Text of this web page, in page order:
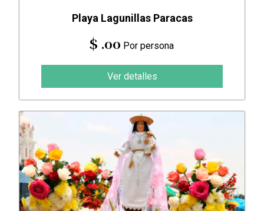
Playa Lagunillas Paracas
$ .00 Por persona
Ver detalles